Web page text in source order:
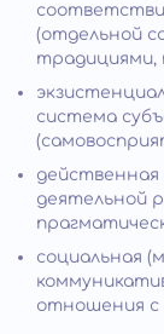
(отдельной
традициями,
система
действенная
деятельной
социальная
отношения